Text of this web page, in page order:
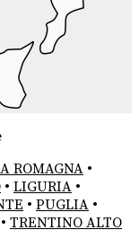
ROMAGNA •
• LIGURIA •
• PUGLIA •
• TRENTINO ALTO